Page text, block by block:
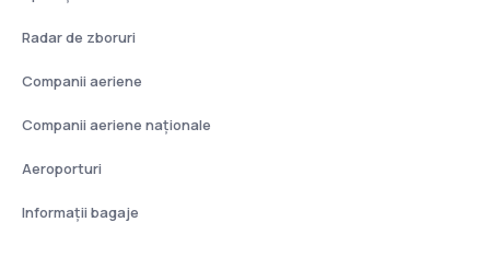
Radar de zboruri
Companii aeriene
Companii aeriene naţionale
Aeroporturi
Informații bagaje